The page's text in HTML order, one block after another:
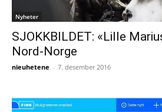
Nyheter
SJOKKBILDET: «Lille
Nord-Norge
nieuhetene - 7. desember 2016